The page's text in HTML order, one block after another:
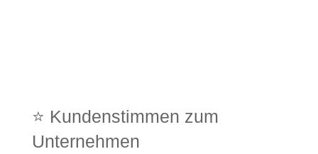
⭐ Kundenstimmen zum
Unternehmen